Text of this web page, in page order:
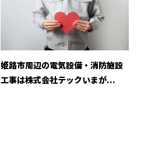
姫路市周辺の電気設備・消防施設
工事は株式会社テックいまが...